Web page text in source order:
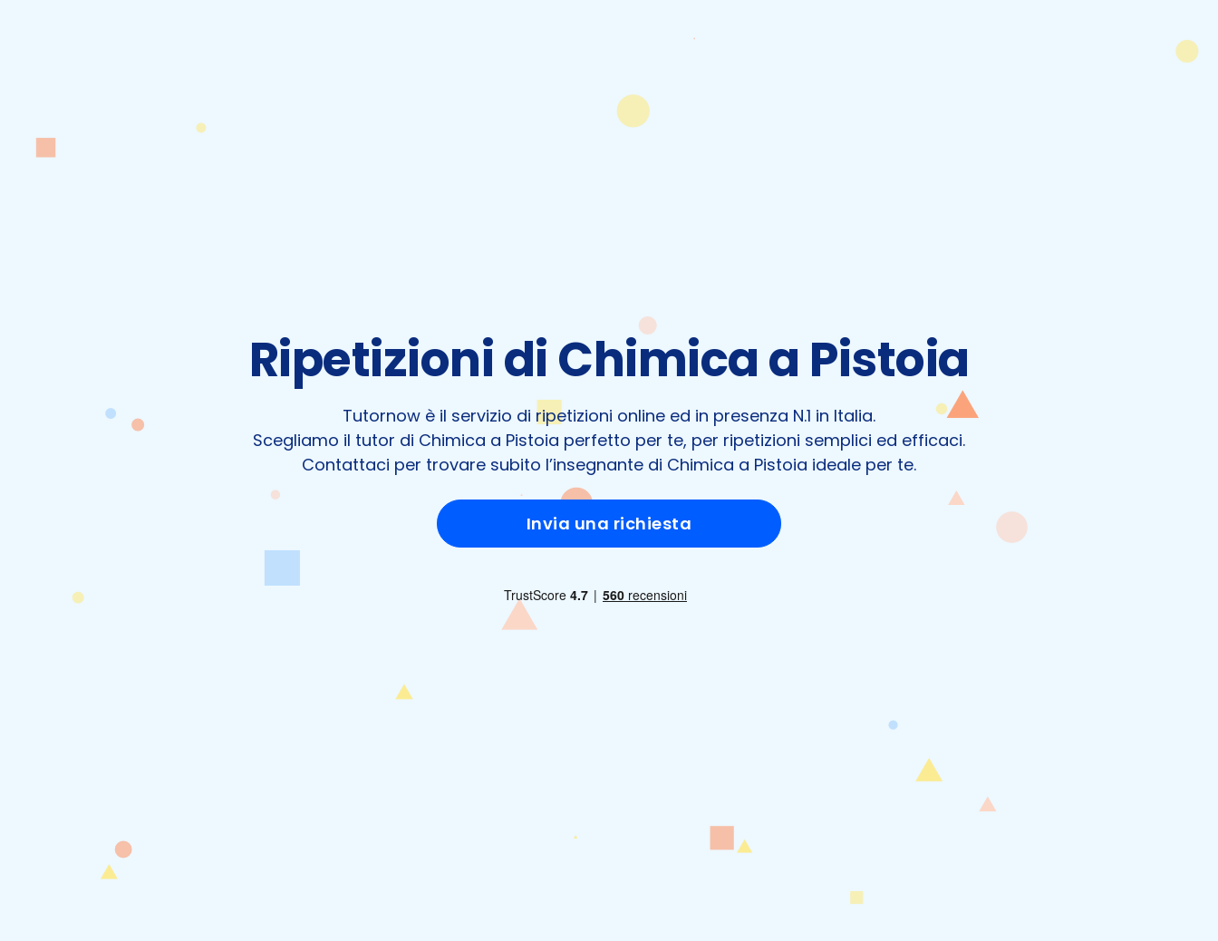
Ripetizioni di Chimica a Pistoia
Tutornow è il servizio di ripetizioni online ed in presenza N.1 in Italia.
Scegliamo il tutor di Chimica a Pistoia perfetto per te, per ripetizioni semplici ed efficaci.
Contattaci per trovare subito l’insegnante di Chimica a Pistoia ideale per te.
Invia una richiesta